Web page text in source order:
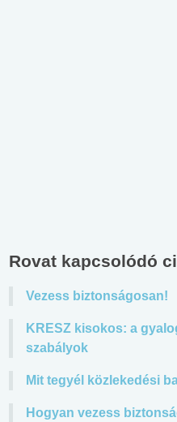
Rovat kapcsolódó
Vezess biztonságosan!
KRESZ kisokos: a
szabályok
Mit tegyél közlekedési
Hogyan vezess